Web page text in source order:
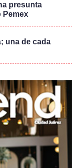
presunta
Pemex
una de cada